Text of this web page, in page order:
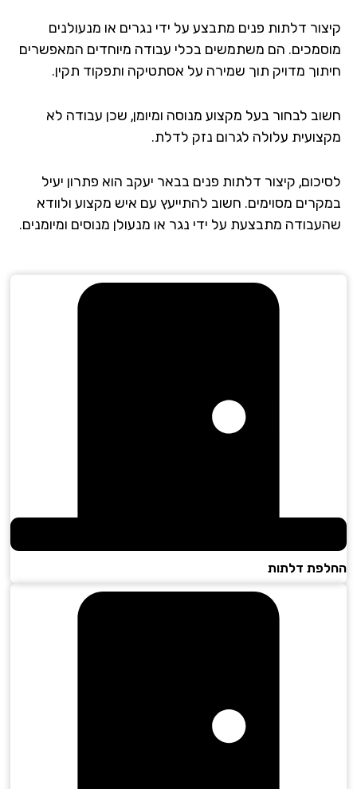
דלתות פנים מתבצע על ידי נגרים או מנעולנים
הם משתמשים בכלי עבודה מיוחדים המאפשרים
מדויק תוך שמירה על אסתטיקה ותפקוד תקין.
לבחור בעל מקצוע מנוסה ומיומן, שכן עבודה לא
עלולה לגרום נזק לדלת.
קיצור דלתות פנים בבאר יעקב הוא פתרון יעיל
מסוימים. חשוב להתייעץ עם איש מקצוע ולוודא
מתבצעת על ידי נגר או מנעולן מנוסים ומיומנים.
דלתות